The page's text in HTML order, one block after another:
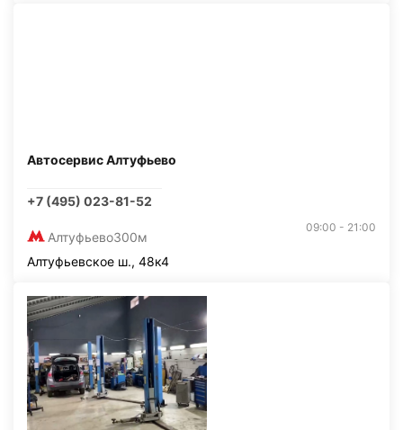
Автосервис Алтуфьево
+7 (495) 023-81-52
Алтуфьево300м
09:00 - 21:00
Алтуфьевское ш., 48к4